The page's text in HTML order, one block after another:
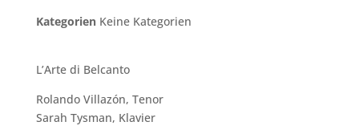
KategorienKeine Kategorien
L’Arte di Belcanto
Rolando Villazón, Tenor
Sarah Tysman, Klavier